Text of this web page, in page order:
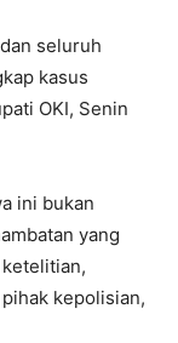
seluruh
kasus
OKI, Senin
ini bukan
yang
kepolisian,